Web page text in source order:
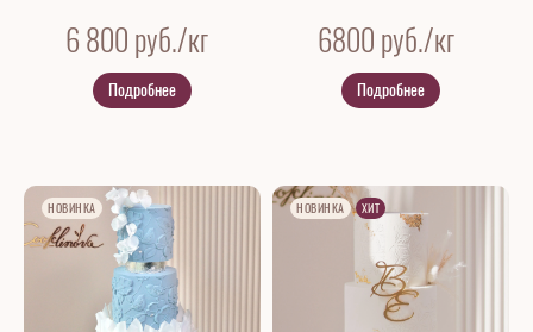
6 800 руб./кг
Подробнее
6800 руб./кг
Подробнее
НОВИНКА НОВИНКА ХИТ